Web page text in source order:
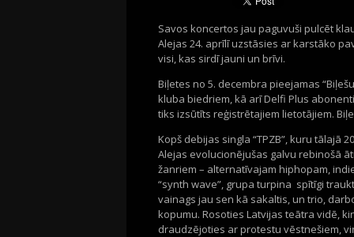
Savos koncertos jau paguvuši pulcēt
Alejas 24. aprīlī uzstāsies ar karstāko
visi, kas sirdī jauni un brīvi.
Biļetes no 5. decembra pieejamas “Biļešu
kluba biedriem, kā arī Delfi Plus
tiks izsūtīts reģistrētajiem lietotājiem.
Kopš debijas singla “TPZB”, kuru tālajā
Alejas evolucionējušas galvu rebinošā
žanriem – alternatīvajam hiphopam,
“synth wave”, grupa turpina spītīgi tra
vainags jau sen kā sakaltis, un trio,
kopumu. Rosoties Latvijas teātra vidē,
draudzējoties ar protestu vēstnešiem,